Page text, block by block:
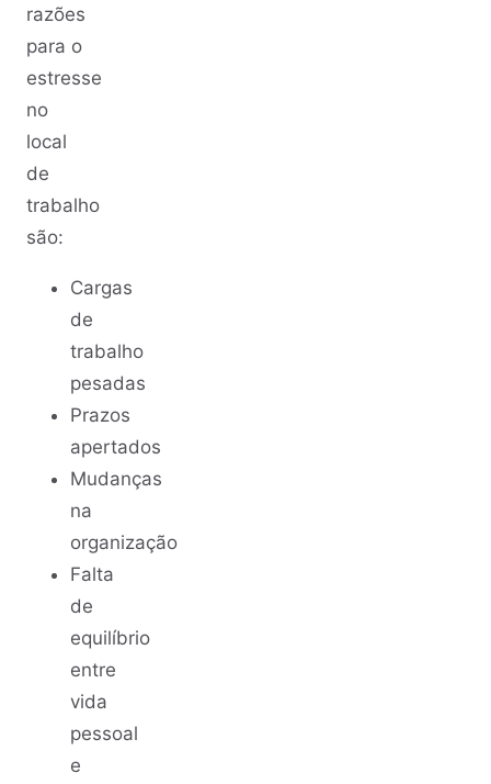
razões
para o
estresse
no
local
de
trabalho
são:
Cargas
de
trabalho
pesadas
Prazos
apertados
Mudanças
na
organização
Falta
de
equilíbrio
entre
vida
pessoal
e